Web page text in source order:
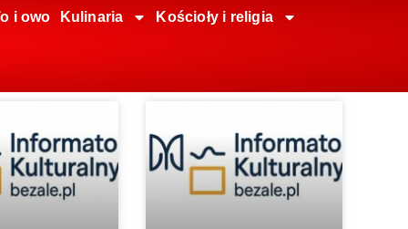
i owo Kulinaria Kościoły i religia